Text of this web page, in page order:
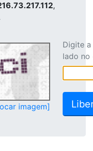
,
imagem]
Digite
lado no